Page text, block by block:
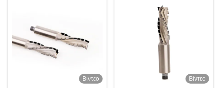
Βίντεο
Βίντεο